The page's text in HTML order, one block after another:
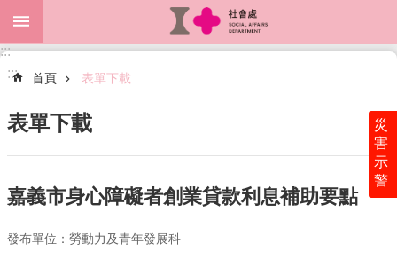
跳到主要內容區塊
進
階
關
於
處
災
害
示
警
:::
:::
首頁 表單下載
表單下載
嘉義市身心障礙者創業貸款利息補助要點
發布單位：勞動力及青年發展科